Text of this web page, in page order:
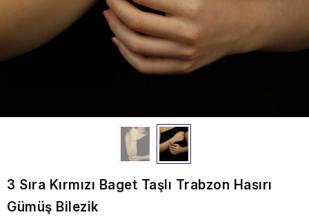
3 Sıra Kırmızı Baget Taşlı Trabzon Hasırı
Gümüş Bilezik